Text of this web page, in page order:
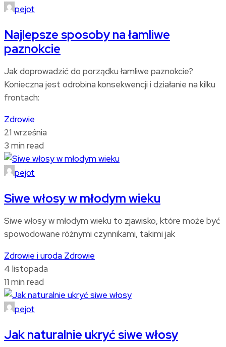
pejot
Najlepsze sposoby na łamliwe
paznokcie
Jak doprowadzić do porządku łamliwe paznokcie?
Konieczna jest odrobina konsekwencji i działanie na kilku
frontach:
Zdrowie
21 września
3 min read
pejot
Siwe włosy w młodym wieku
Siwe włosy w młodym wieku to zjawisko, które może być
spowodowane różnymi czynnikami, takimi jak
Zdrowie i uroda Zdrowie
4 listopada
11 min read
pejot
Jak naturalnie ukryć siwe włosy